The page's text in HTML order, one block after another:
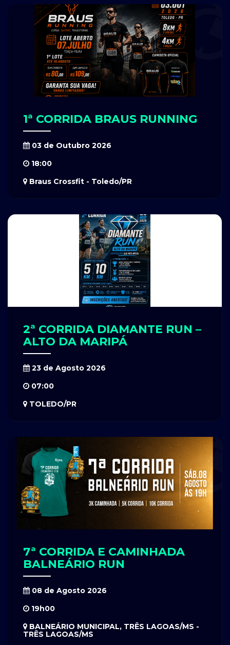
1ª CORRIDA BRAUS RUNNING
03 de Outubro 2026
18:00
Braus Crossfit - Toledo/PR
2ª CORRIDA DIAMANTE RUN –
ALTO DA MARIPÁ
23 de Agosto 2026
07:00
TOLEDO/PR
7ª CORRIDA E CAMINHADA
BALNEÁRIO RUN
08 de Agosto 2026
19h00
BALNEÁRIO MUNICIPAL, TRÊS LAGOAS/MS -
TRÊS LAGOAS/MS